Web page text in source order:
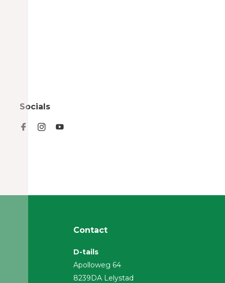
Socials
Contact
D-tails
Apolloweg 64
8239DA Lelystad